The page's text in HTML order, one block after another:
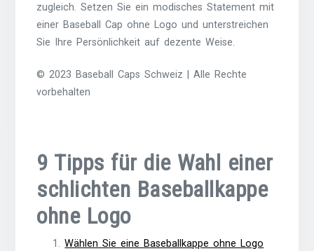
zugleich. Setzen Sie ein modisches Statement mit
einer Baseball Cap ohne Logo und unterstreichen
Sie Ihre Persönlichkeit auf dezente Weise.
© 2023 Baseball Caps Schweiz | Alle Rechte
vorbehalten
9 Tipps für die Wahl einer
schlichten Baseballkappe
ohne Logo
Wählen Sie eine Baseballkappe ohne Logo